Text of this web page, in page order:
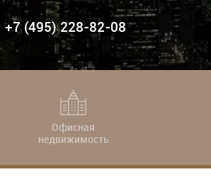
+7 (495) 228-82-08
Офисная
недвижимость